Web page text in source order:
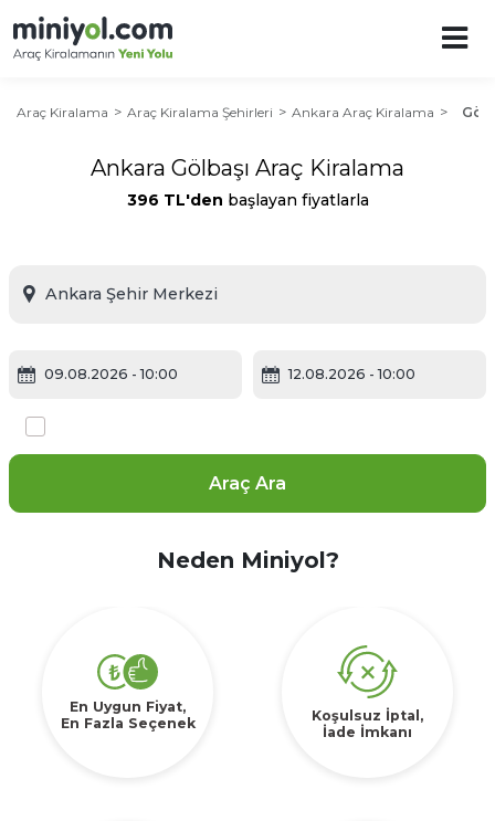
Araç Kiralama Araç Kiralama Şehirleri Ankara Araç Kiralama
Ankara Gölbaşı Araç Kiralama
396 TL'den başlayan fiyatlarla
09.08.2026 - 10:00 12.08.2026 - 10:00
Araç Ara
Neden Miniyol?
En Uygun Fiyat,
En Fazla Seçenek
Koşulsuz İptal,
İade İmkanı